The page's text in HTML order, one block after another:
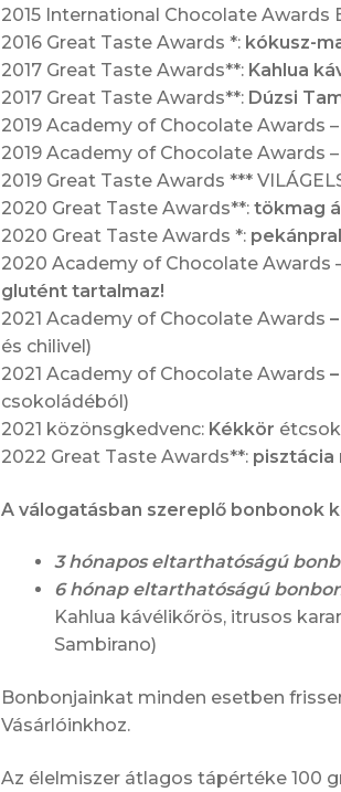
2015 International Chocolate Awards
2016 Great Taste Awards *: kókusz-
2017 Great Taste Awards**: Kahlua
2017 Great Taste Awards**: Dúzsi
2019 Academy of Chocolate Awards –
2019 Academy of Chocolate Awards
2019 Great Taste Awards ***
2020 Great Taste Awards**:tökmag
2020 Great Taste Awards *:
2020 Academy of Chocolate Awards
glutént tartalmaz!
2021 Academy of Chocolate Awards –
és chilivel)
2021 Academy of Chocolate Awards –
csokoládéból)
2021 közönsgkedvenc: Kékkör
2022 Great Taste Awards**: pisztácia
A válogatásban szereplő bonbonok
3 hónapos eltarthatóságú
6 hónap eltarthatóságú
Kahlua kávélikőrös, itrusos
Sambirano)
Bonbonjainkat minden esetben
Vásárlóinkhoz.
Az élelmiszer átlagos tápértéke 100